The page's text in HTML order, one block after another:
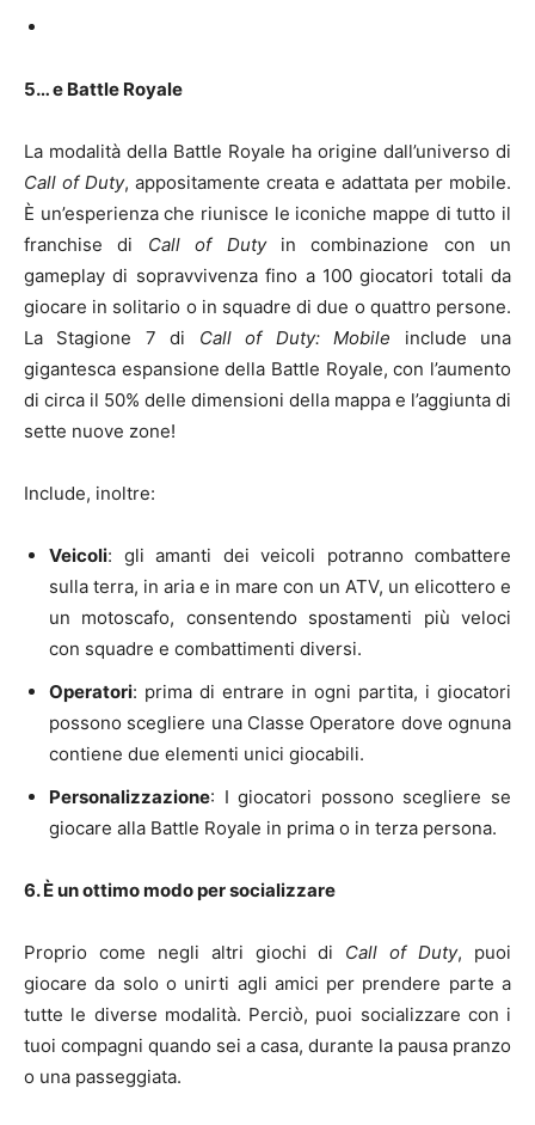
5… e Battle Royale
La modalità della Battle Royale ha origine dall’universo di
Call of Duty, appositamente creata e adattata per mobile.
È un’esperienza che riunisce le iconiche mappe di tutto il
franchise di Call of Dutyin combinazione con un
gameplay di sopravvivenza fino a 100 giocatori totali da
giocare in solitario o in squadre di due o quattro persone.
La Stagione 7 di Call of Duty: Mobile include una
gigantesca espansione della Battle Royale, con l’aumento
di circa il 50% delle dimensioni della mappa e l’aggiunta di
sette nuove zone!
Include, inoltre:
Veicoli: gli amanti dei veicoli potranno combattere
sulla terra, in aria e in mare con un ATV, un elicottero e
un motoscafo, consentendo spostamenti più veloci
con squadre e combattimenti diversi.
Operatori: prima di entrare in ogni partita, i giocatori
possono scegliere una Classe Operatore dove ognuna
contiene due elementi unici giocabili.
Personalizzazione: I giocatori possono scegliere se
giocare alla Battle Royale in prima o in terza persona.
6. È un ottimo modo per socializzare
Proprio come negli altri giochi di Call of Duty, puoi
giocare da solo o unirti agli amici per prendere parte a
tutte le diverse modalità. Perciò, puoi socializzare con i
tuoi compagni quando sei a casa, durante la pausa pranzo
o una passeggiata.